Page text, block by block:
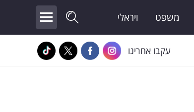
משפט ויראלי
עקבו אחרינו